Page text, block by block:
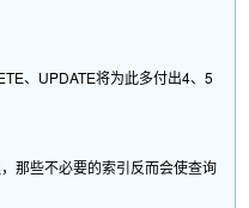
、UPDATE将为此多付出4、5
些不必要的索引反而会使查询